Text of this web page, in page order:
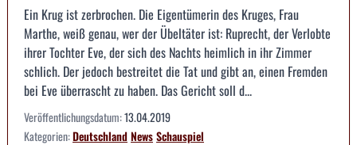
Ein Krug ist zerbrochen. Die Eigentümerin des Kruges, Frau
Marthe, weiß genau, wer der Übeltäter ist: Ruprecht, der Verlobte
ihrer Tochter Eve, der sich des Nachts heimlich in ihr Zimmer
schlich. Der jedoch bestreitet die Tat und gibt an, einen Fremden
bei Eve überrascht zu haben. Das Gericht soll d...
Veröffentlichungsdatum:13.04.2019
Kategorien:DeutschlandNewsSchauspiel